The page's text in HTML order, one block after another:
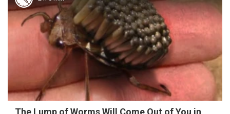
The Lump of Worms Will Come Out of You in